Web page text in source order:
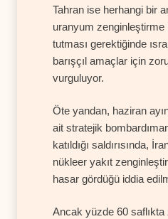
Tahran ise herhangi bir
uranyum zenginleştirme
tutması gerektiğinde
barışçıl amaçlar için
vurguluyor.
Öte yandan, haziran
ait stratejik
katıldığı saldırısında,
nükleer yakıt
hasar gördüğü iddia
Ancak yüzde 60